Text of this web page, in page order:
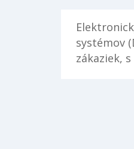
systémov
zákaziek,